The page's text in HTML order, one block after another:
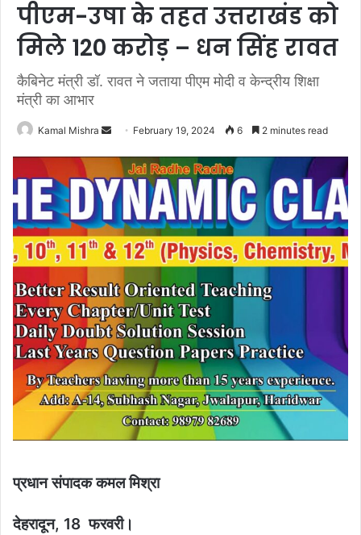
पीएम-उषा के तहत उत्तराखंड को
मिले 120 करोड़ – धन सिंह रावत
कैबिनेट मंत्री डॉ. रावत ने जताया पीएम मोदी व केन्द्रीय शिक्षा
मंत्री का आभार
Kamal Mishra
Send
email
February 19, 2024 6 2 minutes read
प्रधान संपादक कमल मिश्रा
देहरादून, 18 फरवरी।